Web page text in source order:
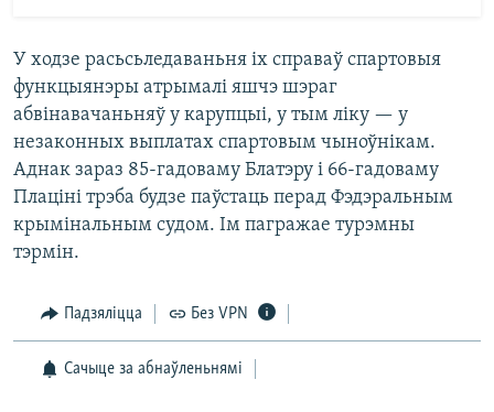
У ходзе расьсьледаваньня іх справаў спартовыя
функцыянэры атрымалі яшчэ шэраг
абвінавачаньняў у карупцыі, у тым ліку — у
незаконных выплатах спартовым чыноўнікам.
Аднак зараз 85-гадоваму Блатэру і 66-гадоваму
Плаціні трэба будзе паўстаць перад Фэдэральным
крымінальным судом. Ім пагражае турэмны
тэрмін.
Падзяліцца Без VPN
Сачыце за абнаўленьнямі